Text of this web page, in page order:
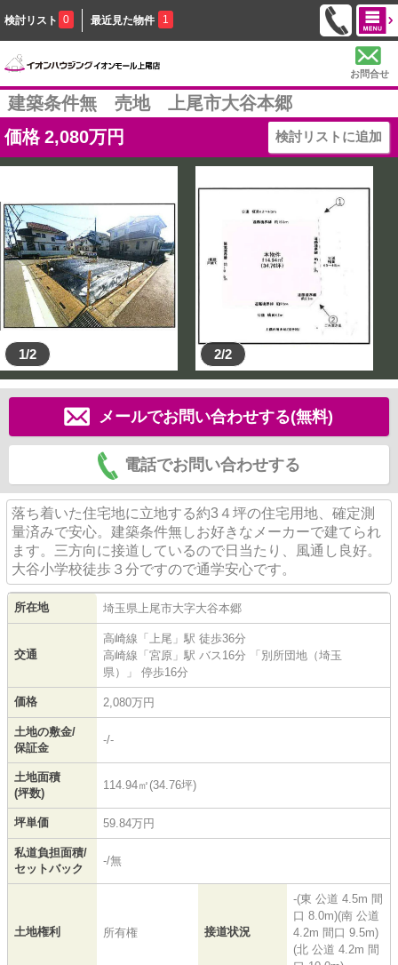
検討リスト 0 最近見た物件 1
お問合せ
建築条件無 売地 上尾市大谷本郷
価格 2,080万円 検討リストに追加
1/2 2/2
メールでお問い合わせする(無料)
電話でお問い合わせする
落ち着いた住宅地に立地する約3４坪の住宅用地、確定測
量済みで安心。建築条件無しお好きなメーカーで建てられ
ます。三方向に接道しているので日当たり、風通し良好。
大谷小学校徒歩３分ですので通学安心です。
所在地 埼玉県 上尾市大字大谷本郷
交通
高崎線 「 上尾 」駅 徒歩36分
高崎線 「 宮原 」駅 バス16分 「別所団地（埼玉
県）」 停歩16分
価格 2,080万円
土地の敷金/
保証金
-/-
土地面積
(坪数)
114.94㎡(34.76坪)
坪単価 59.84万円
私道負担面積/
セットバック
-/無
土地権利 所有権 接道状況
-(東 公道 4.5m 間
口 8.0m)(南 公道
4.2m 間口 9.5m)
(北 公道 4.2m 間